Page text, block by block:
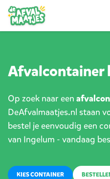
Afvalcontainer
Op zoek naar een
DeAfvalmaatjes.nl staan
bestel je eenvoudig een
van Ingelum - vandaag
KIES CONTAINER